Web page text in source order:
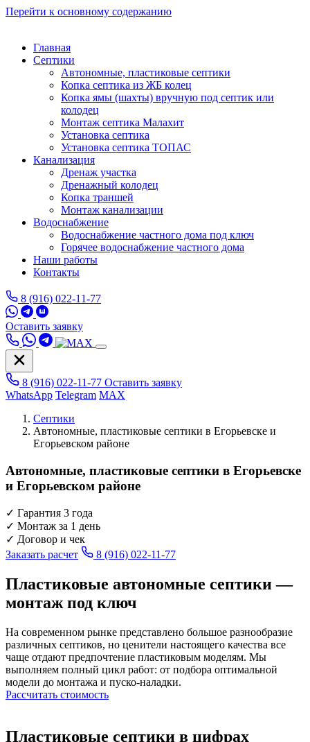
Перейти к основному содержанию
Главная
Септики
Автономные, пластиковые септики
Копка септика из ЖБ колец
Копка ямы (шахты) вручную под септик или
колодец
Монтаж септика Малахит
Установка септика
Установка септика ТОПАС
Канализация
Дренаж участка
Дренажный колодец
Копка траншей
Монтаж канализации
Водоснабжение
Водоснабжение частного дома под ключ
Горячее водоснабжение частного дома
Наши работы
Контакты
8 (916) 022-11-77
Оставить заявку
8 (916) 022-11-77 Оставить заявку
WhatsApp Telegram MAX
Септики
Автономные, пластиковые септики в Егорьевске и
Егорьевском районе
Автономные, пластиковые септики в Егорьевске
и Егорьевском районе
✓ Гарантия 3 года
✓ Монтаж за 1 день
✓ Договор и чек
Заказать расчет
8 (916) 022-11-77
Пластиковые автономные септики —
монтаж под ключ
На современном рынке представлено большое разнообразие
различных септиков, но ценители настоящего качества все
чаще отдают предпочтение пластиковым моделям. Мы
выполняем полный цикл работ: от подбора оптимальной
модели до монтажа и пуско-наладки.
Рассчитать стоимость
Пластиковые септики в цифрах